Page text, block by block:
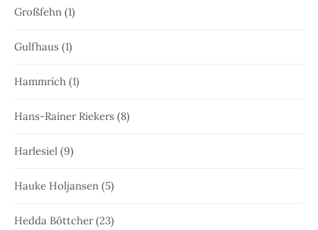
Großfehn (1)
Gulfhaus (1)
Hammrich (1)
Hans-Rainer Riekers (8)
Harlesiel (9)
Hauke Holjansen (5)
Hedda Böttcher(23)